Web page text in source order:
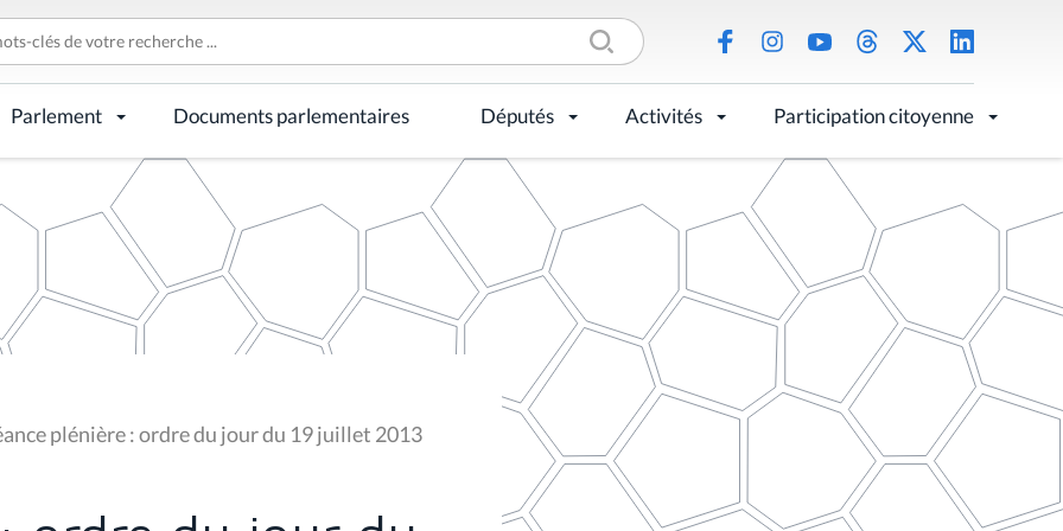
Parlement Documents parlementaires Députés Activités Participation citoyenne
plénière : ordre du jour du 19 juillet 2013